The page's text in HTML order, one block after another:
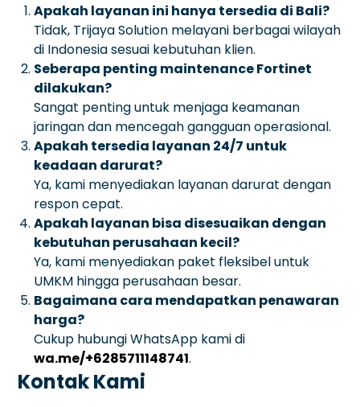
Apakah layanan ini hanya tersedia di Bali?
Tidak, Trijaya Solution melayani berbagai wilayah
di Indonesia sesuai kebutuhan klien.
Seberapa penting maintenance Fortinet
dilakukan?
Sangat penting untuk menjaga keamanan
jaringan dan mencegah gangguan operasional.
Apakah tersedia layanan 24/7 untuk
keadaan darurat?
Ya, kami menyediakan layanan darurat dengan
respon cepat.
Apakah layanan bisa disesuaikan dengan
kebutuhan perusahaan kecil?
Ya, kami menyediakan paket fleksibel untuk
UMKM hingga perusahaan besar.
Bagaimana cara mendapatkan penawaran
harga?
Cukup hubungi WhatsApp kami di
wa.me/+6285711148741.
Kontak Kami